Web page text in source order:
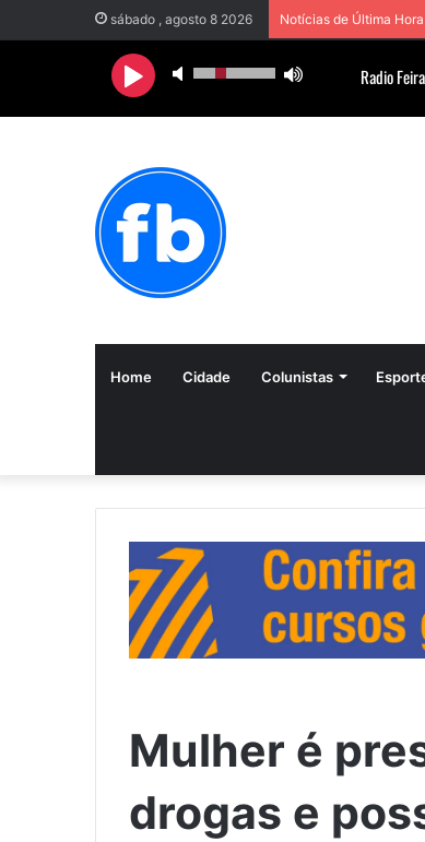
sábado , agosto 8 2026 Notícias de Última Hora
Home Cidade Colunistas
Mulher é
drogas e